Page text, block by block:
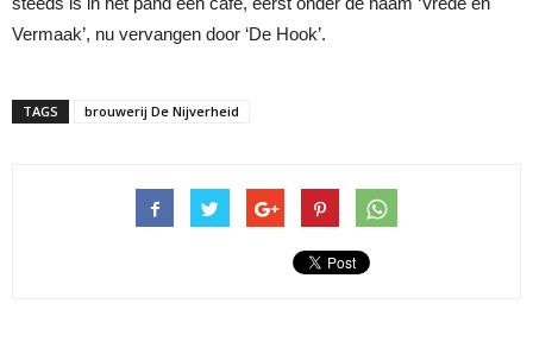
Vermaak’, nu vervangen door ‘De Hook’.
TAGS brouwerij De Nijverheid